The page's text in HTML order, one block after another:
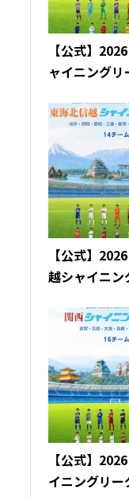
【公式】
ャイニングリ
【公式】
越シャイニン
【公式】
イニングリー